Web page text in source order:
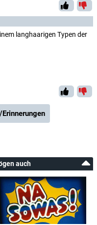
langhaarigen Typen der
auch